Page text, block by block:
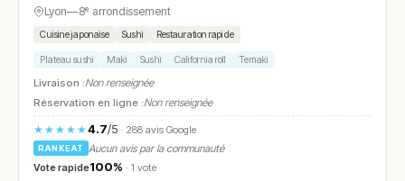
Lyon—8ᵉ arrondissement
Cuisine japonaise Sushi Restauration rapide
Plateau sushi Maki Sushi California roll Temaki
Livraison :Non renseignée
Réservation en ligne :Non renseignée
★★★★★4.7/5· 288 avis Google
RANKEAT
Aucun avis par la communauté
Vote rapide100% · 1 vote